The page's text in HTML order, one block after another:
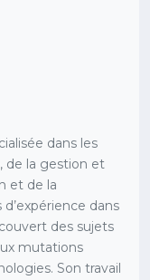
dans les
de la gestion et
et de la
dans
des sujets
mutations
Son travail